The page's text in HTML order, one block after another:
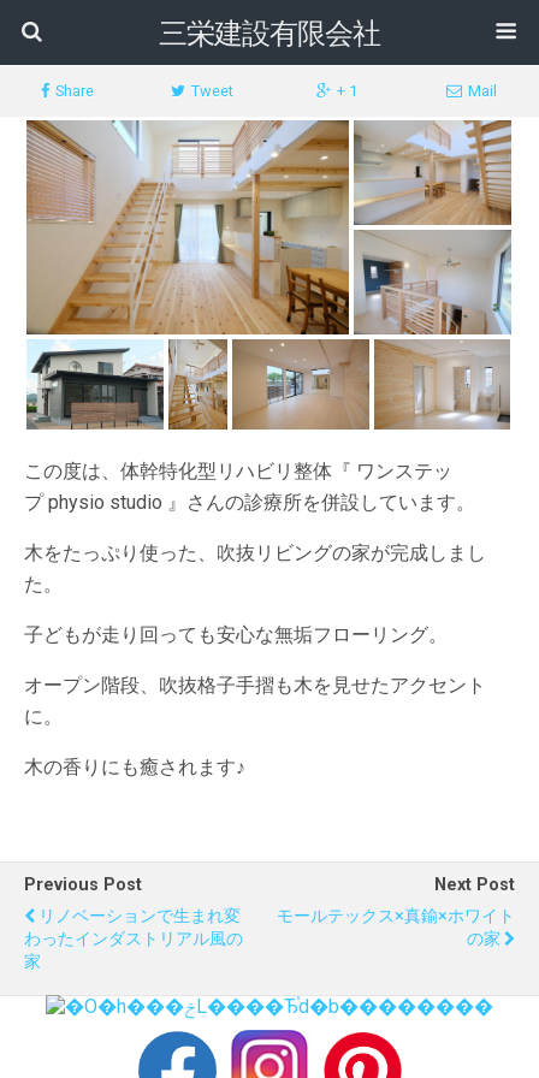
三栄建設有限会社
Share Tweet + 1 Mail
この度は、体幹特化型リハビリ整体『 ワンステッ
プ physio studio 』さんの診療所を併設しています。
木をたっぷり使った、吹抜リビングの家が完成しまし
た。
子どもが走り回っても安心な無垢フローリング。
オープン階段、吹抜格子手摺も木を見せたアクセント
に。
木の香りにも癒されます♪
Previous Post
リノベーションで生まれ変
わったインダストリアル風の
家
Next Post
モールテックス×真鍮×ホワイト
の家